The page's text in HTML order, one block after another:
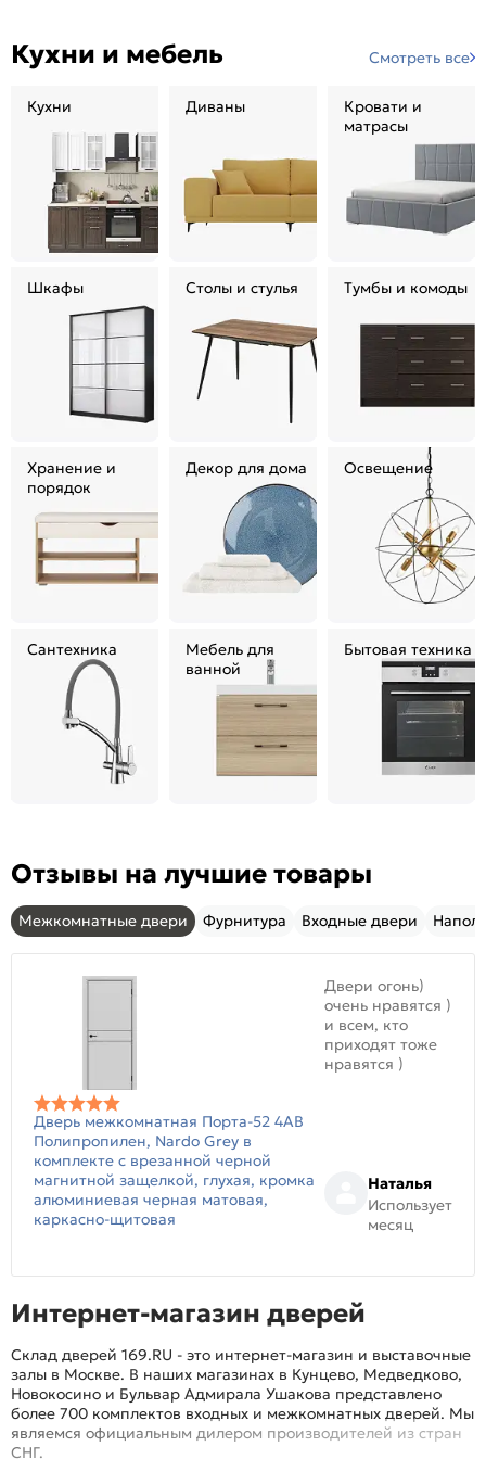
Кухни и мебель Смотреть все
Кухни Диваны
Кровати и
матрасы
Шкафы Столы и стулья Тумбы и комоды
Хранение и
порядок
Декор для дома Освещение
Сантехника
Мебель для
ванной
Бытовая техника
Отзывы на лучшие товары
Межкомнатные двери Фурнитура Входные двери
Дверь межкомнатная Порта-52 4AB
Полипропилен, Nardo Grey в
комплекте с врезанной черной
магнитной защелкой, глухая, кромка
алюминиевая черная матовая,
каркасно-щитовая
Двери огонь)
очень нравятся )
и всем, кто
приходят тоже
нравятся )
Наталья
Использует
месяц
Интернет-магазин дверей
Склад дверей 169.RU - это интернет-магазин и выставочные
залы в Москве. В наших магазинах в Кунцево, Медведково,
Новокосино и Бульвар Адмирала Ушакова представлено
более 700 комплектов входных и межкомнатных дверей. Мы
являемся официальным дилером производителей из стран
СНГ.